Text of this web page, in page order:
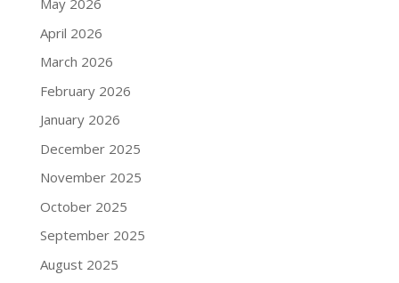
May 2026
April 2026
March 2026
February 2026
January 2026
December 2025
November 2025
October 2025
September 2025
August 2025